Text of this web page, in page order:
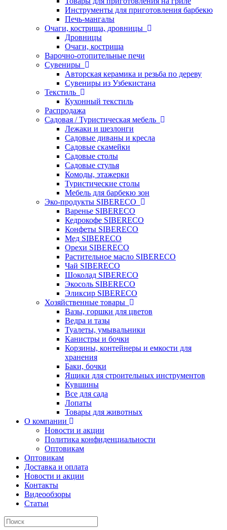
Инструменты для приготовления барбекю
Печь-мангалы
Очаги, кострища, дровницы
Дровницы
Очаги, кострища
Варочно-отопительные печи
Сувениры
Авторская керамика и резьба по дереву
Сувениры из Узбекистана
Текстиль
Кухонный текстиль
Распродажа
Садовая / Туристическая мебель
Лежаки и шезлонги
Садовые диваны и кресла
Садовые скамейки
Садовые столы
Садовые стулья
Комоды, этажерки
Туристические столы
Мебель для барбекю зон
Эко-продукты SIBERECO
Варенье SIBERECO
Кедрокофе SIBERECO
Конфеты SIBERECO
Мед SIBERECO
Орехи SIBERECO
Растительное масло SIBERECO
Чай SIBERECO
Шоколад SIBERECO
Экосоль SIBERECO
Эликсир SIBERECO
Хозяйственные товары
Вазы, горшки для цветов
Ведра и тазы
Туалеты, умывальники
Канистры и бочки
Корзины, контейнеры и емкости для
хранения
Баки, бочки
Ящики для строительных инструментов
Кувшины
Все для сада
Лопаты
Товары для животных
О компании
Новости и акции
Политика конфиденциальности
Оптовикам
Оптовикам
Доставка и оплата
Новости и акции
Контакты
Видеообзоры
Статьи